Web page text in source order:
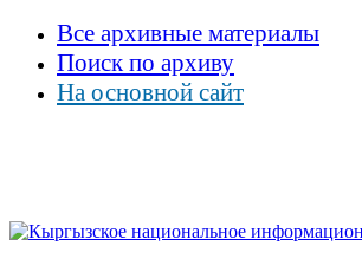
Все архивные материалы
Поиск по архиву
На основной сайт